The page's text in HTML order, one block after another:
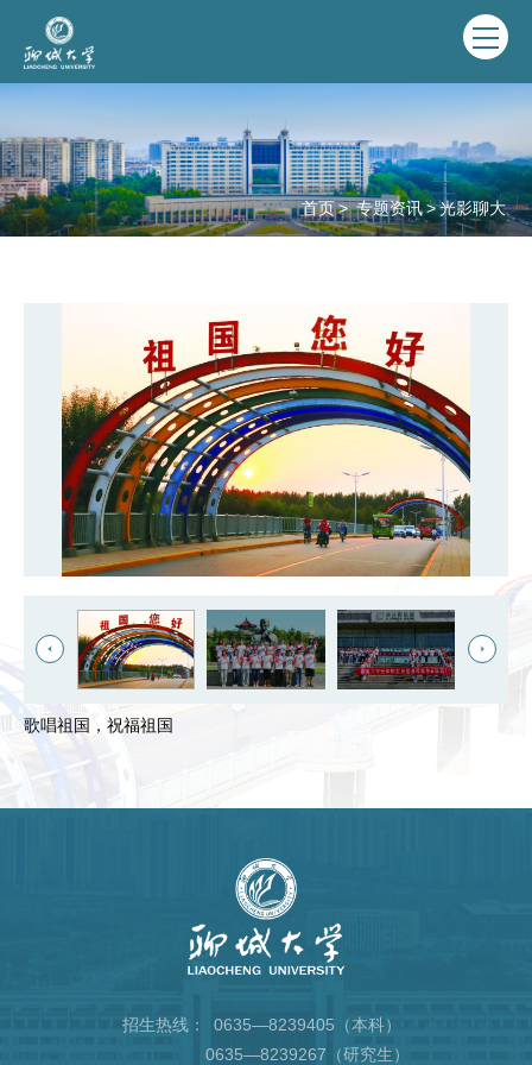
首页 > 专题资讯>光影聊大
歌唱祖国，祝福祖国
招生热线：
0635—8239405（本科）
0635—8239267（研究生）